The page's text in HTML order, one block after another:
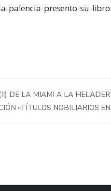
palencia-presento-su-
DE LA MIAMI A LA
«TÍTULOS NOBILIARIOS